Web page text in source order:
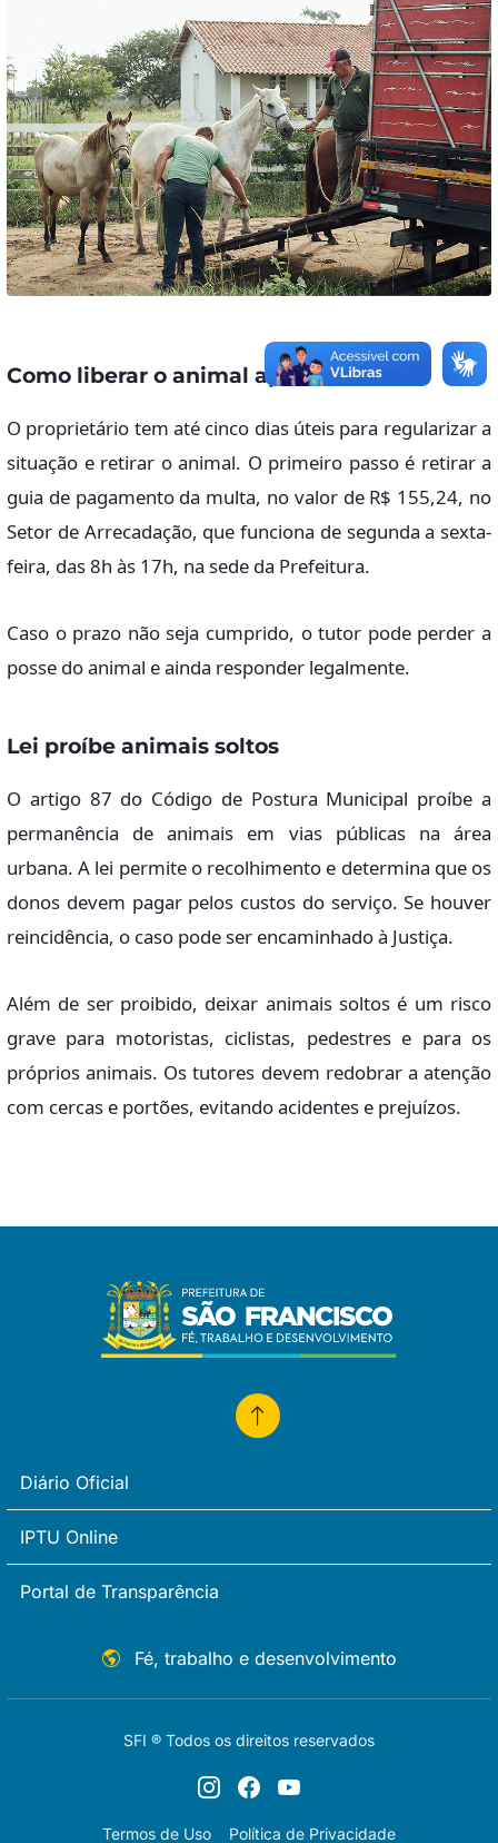
Como liberar o animal apreendido
O proprietário tem até cinco dias úteis para regularizar a
situação e retirar o animal. O primeiro passo é retirar a
guia de pagamento da multa, no valor de R$ 155,24, no
Setor de Arrecadação, que funciona de segunda a sexta-
feira, das 8h às 17h, na sede da Prefeitura.
Caso o prazo não seja cumprido, o tutor pode perder a
posse do animal e ainda responder legalmente.
Lei proíbe animais soltos
O artigo 87 do Código de Postura Municipal proíbe a
permanência de animais em vias públicas na área
urbana. A lei permite o recolhimento e determina que os
donos devem pagar pelos custos do serviço. Se houver
reincidência, o caso pode ser encaminhado à Justiça.
Além de ser proibido, deixar animais soltos é um risco
grave para motoristas, ciclistas, pedestres e para os
próprios animais. Os tutores devem redobrar a atenção
com cercas e portões, evitando acidentes e prejuízos.
Diário Oficial
IPTU Online
Portal de Transparência
Fé, trabalho e desenvolvimento
SFI ® Todos os direitos reservados
Termos de Uso Política de Privacidade